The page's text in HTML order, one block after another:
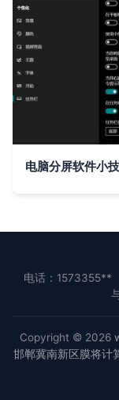
电话：1573355**
Copyright © 2026
邯郸冀南新区膜将计